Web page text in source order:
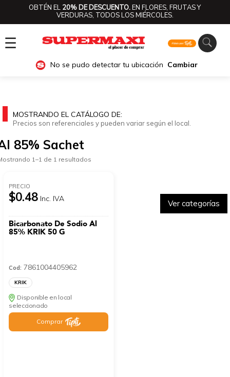
OBTÉN EL 20% DE DESCUENTO.EN FLORES, FRUTAS Y
VERDURAS, TODOS LOS MIÉRCOLES.
☰
No se pudo detectar tu ubicación Cambiar
Ver categorías
MOSTRANDO EL CATÁLOGO DE:
Precios son referenciales y pueden variar según el local.
85% Sachet
1–1 de 1 resultados
PRECIO
$0.48 Inc. IVA
Bicarbonato De Sodio Al
85% KRIK 50 G
Cod: 7861004405962
KRIK
Disponible en local
seleccionado
Comprar